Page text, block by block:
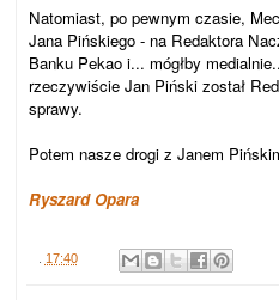
Natomiast, po pewnym czasie,
Jana Pińskiego - na Redaktora
Banku Pekao i... mógłby
rzeczywiście Jan Piński został
sprawy.
Potem nasze drogi z Janem
Ryszard Opara
. 17:40